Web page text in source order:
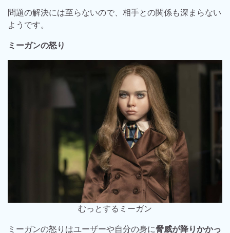
問題の解決には至らないので、相手との関係も深まらない
ようです。
ミーガンの怒り
むっとするミーガン
ミーガンの怒りはユーザーや自分の身に脅威が降りかかっ